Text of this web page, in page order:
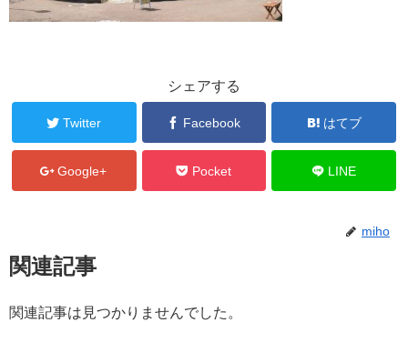
シェアする
Twitter Facebook はてブ
Google+ Pocket LINE
miho
関連記事
関連記事は見つかりませんでした。